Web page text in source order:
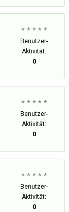
* * * * *
Benutzer-
Aktivität:
0
* * * * *
Benutzer-
Aktivität:
0
* * * * *
Benutzer-
Aktivität:
0